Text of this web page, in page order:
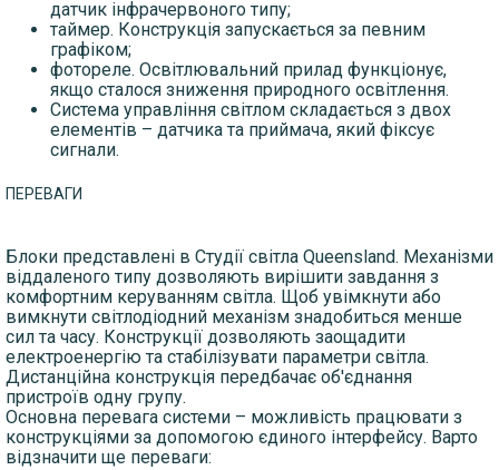
датчик інфрачервоного типу;
таймер. Конструкція запускається за певним
графіком;
фотореле. Освітлювальний прилад функціонує,
якщо сталося зниження природного освітлення.
Система управління світлом складається з двох
елементів – датчика та приймача, який фіксує
сигнали.
ПЕРЕВАГИ
Блоки представлені в Студії світла Queensland. Механізми
віддаленого типу дозволяють вирішити завдання з
комфортним керуванням світла. Щоб увімкнути або
вимкнути світлодіодний механізм знадобиться менше
сил та часу. Конструкції дозволяють заощадити
електроенергію та стабілізувати параметри світла.
Дистанційна конструкція передбачає об'єднання
пристроїв одну групу.
Основна перевага системи – можливість працювати з
конструкціями за допомогою єдиного інтерфейсу. Варто
відзначити ще переваги: